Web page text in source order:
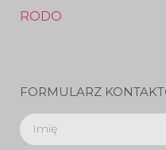
RODO
FORMULARZ